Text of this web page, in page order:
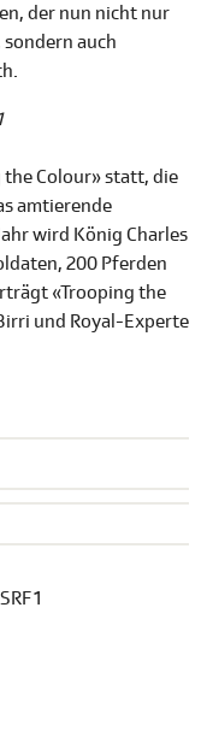
der nun nicht nur
auch
the Colour» statt, die
amtierende
wird König Charles
200 Pferden
«Trooping the
und Royal-Experte
1